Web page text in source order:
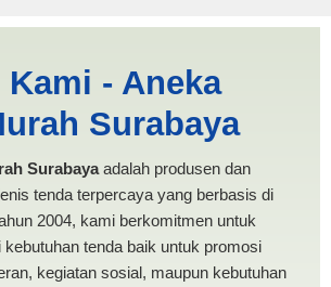
| PRODUKSI
MURAH
Kami - Aneka
Surabaya
Surabayaadalah produsen dan
tenda terpercaya yang berbasis di
2004, kami berkomitmen untuk
kebutuhan tenda baik untuk promosi
kegiatan sosial, maupun kebutuhan